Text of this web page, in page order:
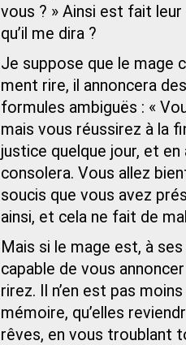
vous ? » Ainsi est fait
qu’il me dira ?
Je suppose que le mage
ment rire, il annoncera
formules ambiguës : «
mais vous réussirez à la
justice quelque jour, et
consolera. Vous allez
soucis que vous avez
ainsi, et cela ne fait de
Mais si le mage est, à
capable de vous
rirez. Il n’en est pas
mémoire, qu’elles
rêves, en vous troublant